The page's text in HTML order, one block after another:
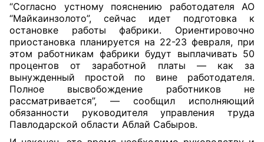
“Согласно устному пояснению работодателя АО
“Майкаинзолото”, сейчас идет подготовка к
остановке работы фабрики. Ориентировочно
приостановка планируется на 22-23 февраля, при
этом работникам фабрики будут выплачивать 50
процентов от заработной платы — как за
вынужденный простой по вине работодателя.
Полное высвобождение работников не
рассматривается”, — сообщил исполняющий
обязанности руководителя управления труда
Павлодарской области Аблай Сабыров.